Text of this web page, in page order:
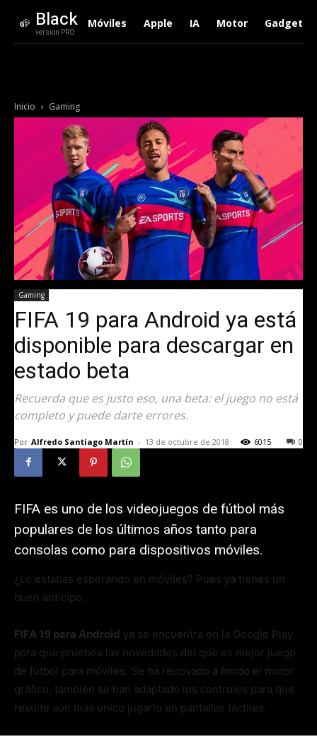
Black
version PRO
Móviles Apple IA Motor Gadgets
Inicio Gaming
Gaming
FIFA 19 para Android ya está
disponible para descargar en
estado beta
Recuerda que es justo eso, una beta: el juego no está
completo y puede darte errores.
Por Alfredo Santiago Martín - 13 de octubre de 2018 0
6015
FIFA es uno de los videojuegos de fútbol más
populares de los últimos años tanto para
consolas como para dispositivos móviles.
¿Lo estabas esperando en móviles? Pues ya tienes un
buen anticipo.
FIFA 19 para Android ya se encuentra en la Google Play
para que pruebes las novedades del que es mejor juego
de fútbol para móviles. Se ha renovado a fondo el motor
gráfico, también se han adaptado los controles para que
resulte aún más único jugarlo en pantallas táctiles.